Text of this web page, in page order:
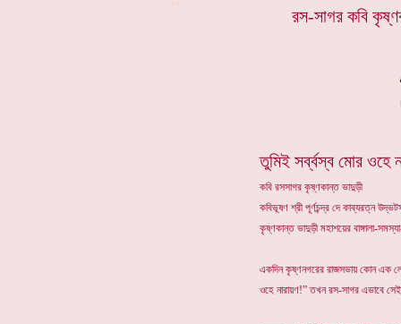
রস-সাগর কবি
তুমিই সর্ব্বস্ব মোর ওহে
কবি রসসাগর কৃষ্ণকান্ত ভাদুড়ী
কবিভূষণ শ্রী পূর্ণচন্দ্র দে কাব্যরত্ন
কৃষ্ণকান্ত ভাদুড়ী মহাশয়ের বাঙ্গালা-
একদিন কৃষ্ণনগরের রাজসভায় কোন এক
ওহে নারায়ণ!” তখন রস-সাগর এভাবে